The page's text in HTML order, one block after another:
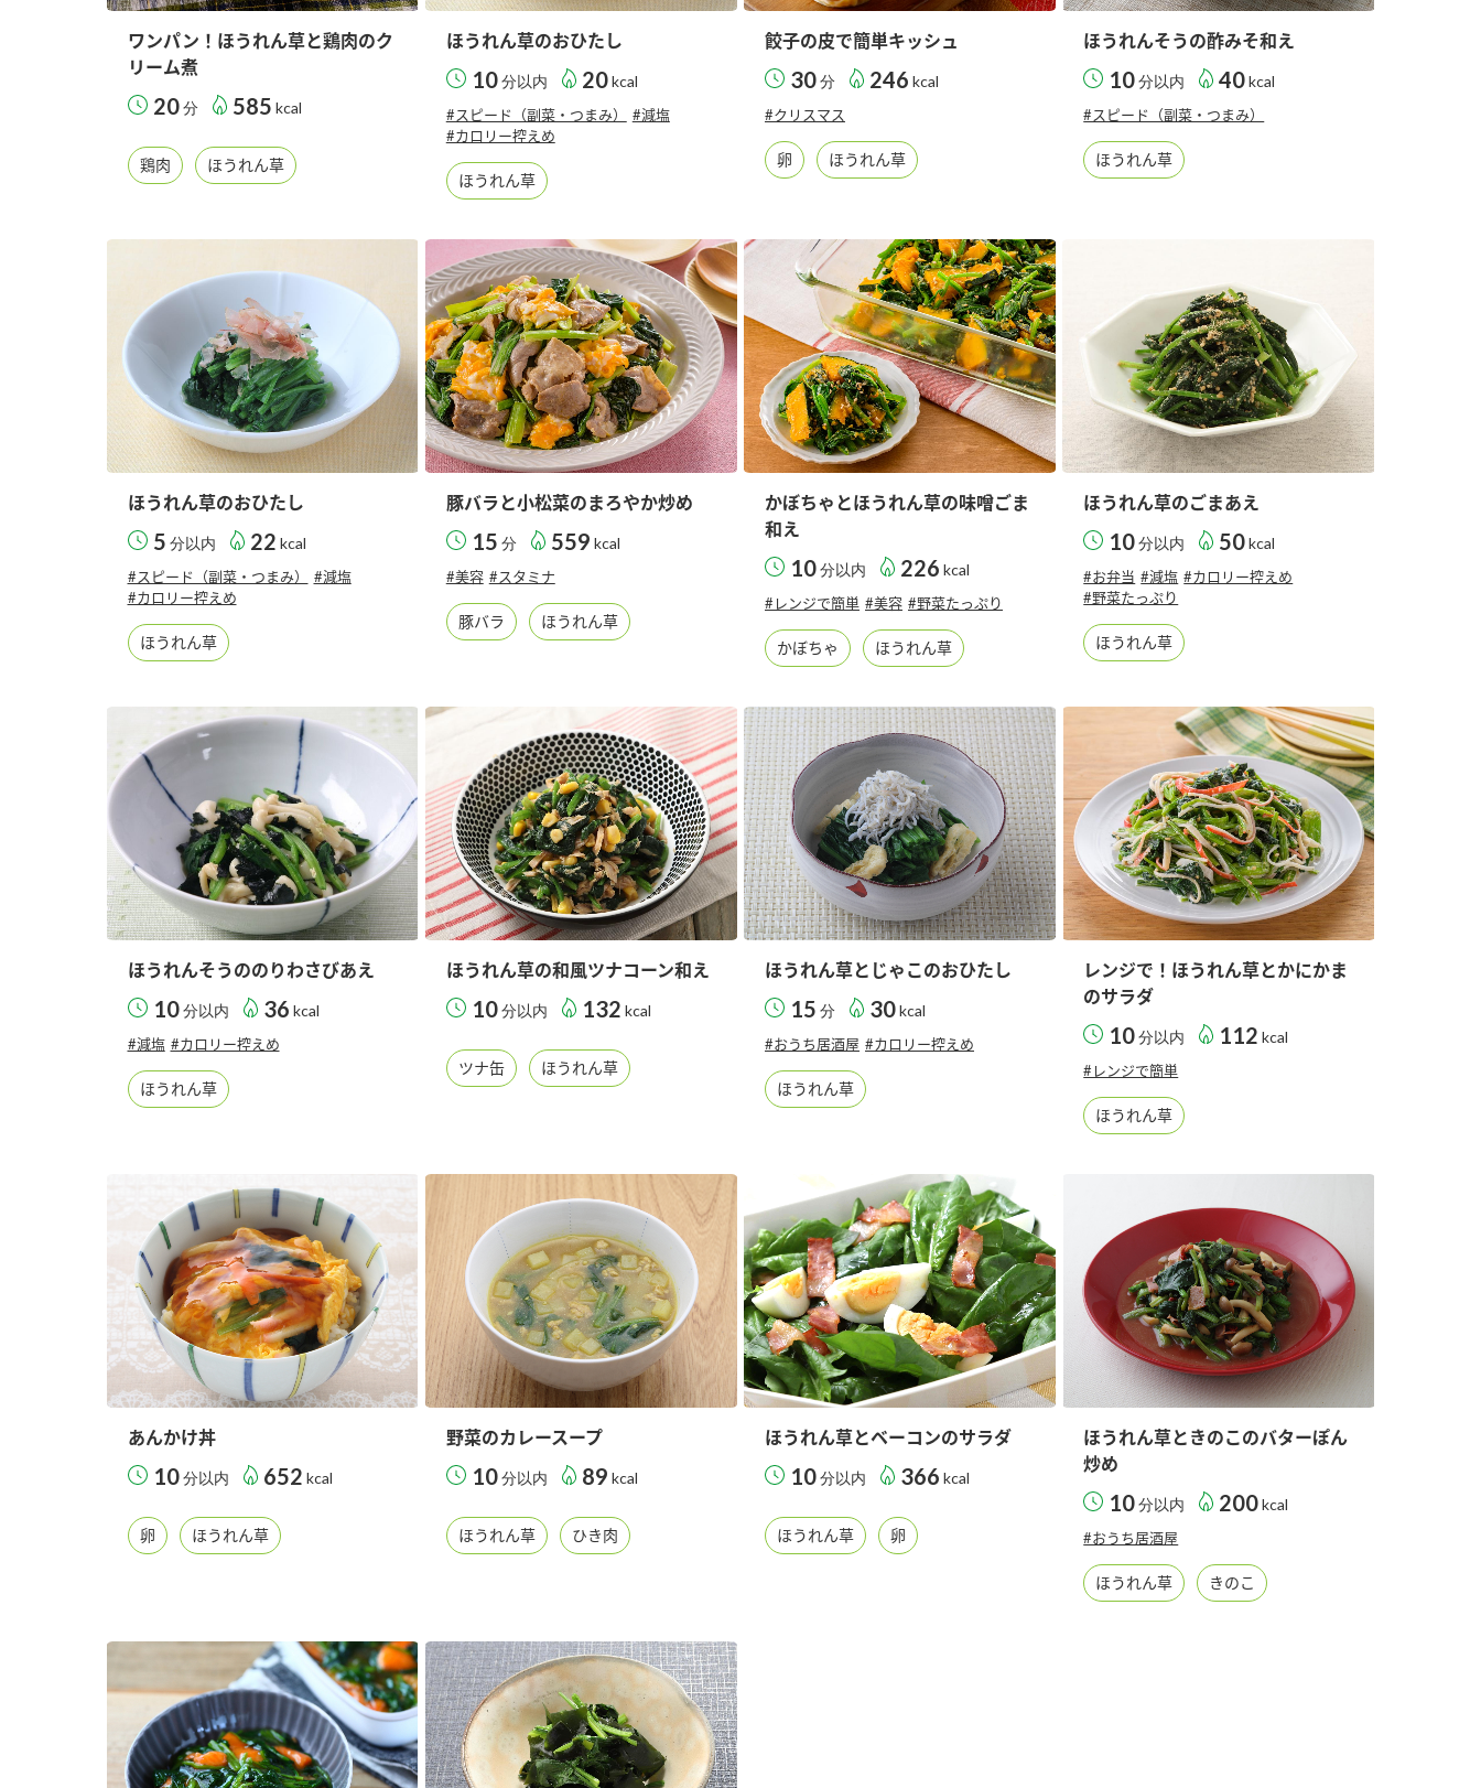
ワンパン！ほうれん草と鶏肉のク
リーム煮
20分 585 kcal
鶏肉 ほうれん草
ほうれん草のおひたし
10分以内 20kcal
#スピード（副菜・つまみ）
#減塩
#カロリー控えめ
ほうれん草
餃子の皮で簡単キッシュ
30分 246 kcal
#クリスマス
卵 ほうれん草
ほうれんそうの酢みそ和え
10分以内 40kcal
#スピード（副菜・つまみ）
ほうれん草
ほうれん草のおひたし
5 分以内 22 kcal
#スピード（副菜・つまみ）
#減塩
#カロリー控えめ
ほうれん草
豚バラと小松菜のまろやか炒め
15 分 559 kcal
#美容 #スタミナ
豚バラ ほうれん草
かぼちゃとほうれん草の味噌ごま
和え
10分以内 226 kcal
#レンジで簡単 #美容 #野菜たっぷり
かぼちゃ ほうれん草
ほうれん草のごまあえ
10分以内 50kcal
#お弁当 #減塩 #カロリー控えめ
#野菜たっぷり
ほうれん草
ほうれんそうののりわさびあえ
10分以内 36 kcal
#減塩 #カロリー控えめ
ほうれん草
ほうれん草の和風ツナコーン和え
10分以内 132 kcal
ツナ缶 ほうれん草
ほうれん草とじゃこのおひたし
15 分 30kcal
#おうち居酒屋 #カロリー控えめ
ほうれん草
レンジで！ほうれん草とかにかま
のサラダ
10分以内 112 kcal
#レンジで簡単
ほうれん草
あんかけ丼
10分以内 652 kcal
卵 ほうれん草
野菜のカレースープ
10分以内 89 kcal
ほうれん草 ひき肉
ほうれん草とベーコンのサラダ
10分以内 366 kcal
ほうれん草 卵
ほうれん草ときのこのバターぽん
炒め
10分以内 200kcal
#おうち居酒屋
ほうれん草 きのこ